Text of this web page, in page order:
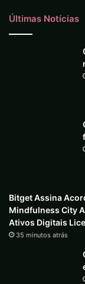
Últimas Notícias
Bitget Assina
Mindfulness City
Ativos Digitais
35 minutos atrás